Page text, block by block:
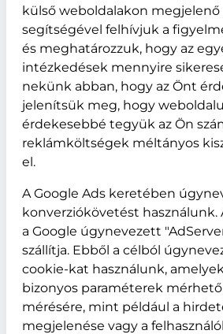
külső weboldalakon
segítségével felhívjuk a
és meghatározzuk, hogy az
intézkedések mennyire
nekünk abban, hogy az Önt
jelenítsük meg, hogy
érdekesebbé tegyük az Ön
reklámköltségek méltányos
el.
A Google Ads keretében
konverziókövetést használunk.
a Google úgynevezett
szállítja. Ebből a célból
cookie-kat használunk,
bizonyos paraméterek
mérésére, mint például a
megjelenése vagy a